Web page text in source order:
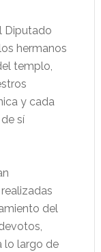
Diputado
hermanos
templo,
y cada
sí
del
lo largo de